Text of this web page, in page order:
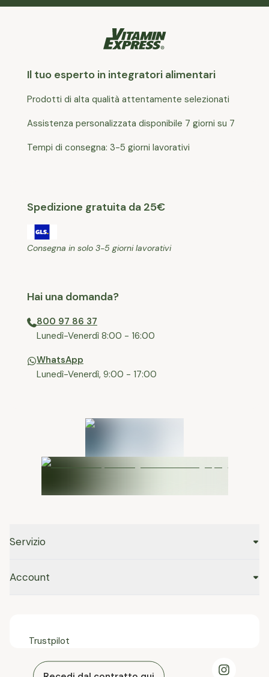
Il tuo esperto in integratori alimentari
Prodotti di alta qualità attentamente selezionati
Assistenza personalizzata disponibile 7 giorni su 7
Tempi di consegna: 3-5 giorni lavorativi
Spedizione gratuita da 25€
Consegna in solo 3-5 giorni lavorativi
Hai una domanda?
800 97 86 37
⁠Lunedì-Venerdì 8:00 - 16:00
WhatsApp
Lunedì-Venerdì, 9:00 - 17:00
Servizio
Account
Trustpilot